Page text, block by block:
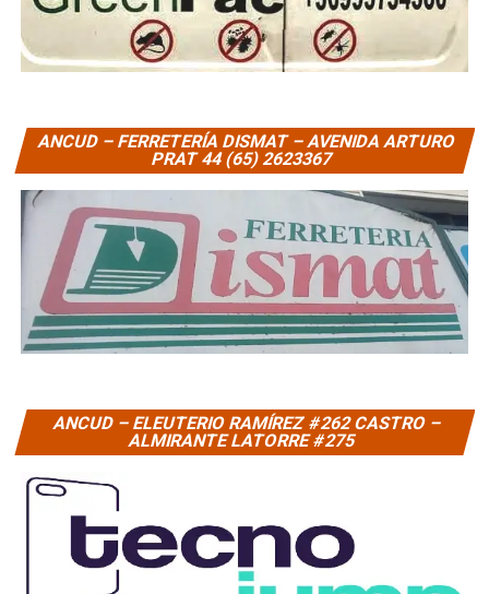
ANCUD – FERRETERÍA DISMAT – AVENIDA ARTURO
PRAT 44 (65) 2623367
ANCUD – ELEUTERIO RAMÍREZ #262 CASTRO –
ALMIRANTE LATORRE #275